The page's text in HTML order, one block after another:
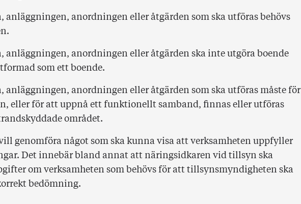
anläggningen, anordningen eller åtgärden som ska utföras behövs
anläggningen, anordningen eller åtgärden ska inte utgöra boende
som ett boende.
anläggningen, anordningen eller åtgärden som ska utföras måste för
eller för att uppnå ett funktionellt samband, finnas eller utföras
området.
genomföra något som ska kunna visa att verksamheten uppfyller
Det innebär bland annat att näringsidkaren vid tillsyn ska
om verksamheten som behövs för att tillsynsmyndigheten ska
bedömning.